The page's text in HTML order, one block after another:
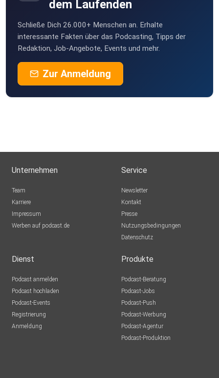
dem Laufenden
Schließe Dich 26.000+ Menschen an. Erhalte
interessante Fakten über das Podcasting, Tipps der
Redaktion, Job-Angebote, Events und mehr.
Zur Anmeldung
Unternehmen
Team
Karriere
Impressum
Werben auf podcast.de
Service
Newsletter
Kontakt
Presse
Nutzungsbedingungen
Datenschutz
Dienst
Podcast anmelden
Podcast hochladen
Podcast-Events
Registrierung
Anmeldung
Produkte
Podcast-Beratung
Podcast-Jobs
Podcast-Push
Podcast-Werbung
Podcast-Agentur
Podcast-Produktion